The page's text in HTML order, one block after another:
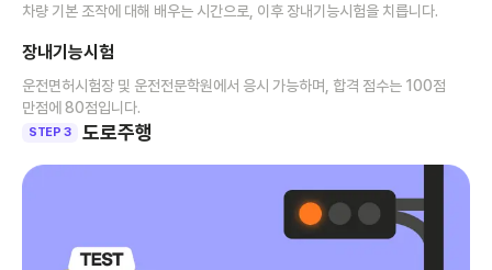
차량 기본 조작에 대해 배우는 시간으로, 이후 장내기능시험을 치릅니다.
장내기능시험
운전면허시험장 및 운전전문학원에서 응시 가능하며, 합격 점수는 100점
만점에 80점입니다.
STEP 3 도로주행